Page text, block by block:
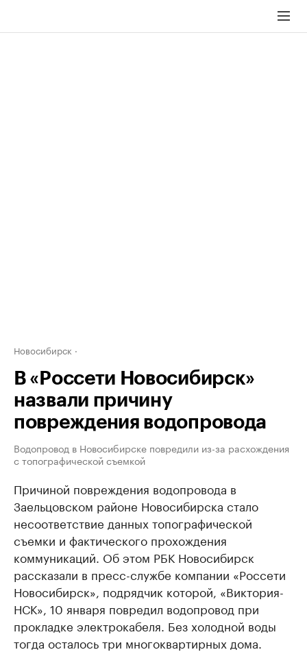
Новосибирск
В «Россети Новосибирск»
назвали причину
повреждения водопровода
Водопровод в Новосибирске повредили из-за расхождения
с топографической съемкой
Причиной повреждения водопровода в
Заельцовском районе Новосибирска стало
несоответствие данных топографической
съемки и фактического прохождения
коммуникаций. Об этом РБК Новосибирск
рассказали в пресс-службе компании «Россети
Новосибирск», подрядчик которой, «Виктория-
НСК», 10 января повредил водопровод при
прокладке электрокабеля. Без холодной воды
тогда осталось три многоквартирных дома.